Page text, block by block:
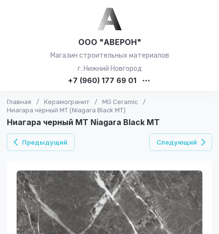
ООО "АВЕРОН"
Магазин строительных материалов
г. Нижний Новгород
+7 (960) 177 69 01
Главная / Керамогранит / MG Ceramic
/
Ниагара черный MT (Niagara Black MT)
Ниагара черный MT Niagara Black MT
Предыдущий Следующий